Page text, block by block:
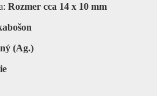
Rozmer cca 14 x 10 mm
(Ag.)